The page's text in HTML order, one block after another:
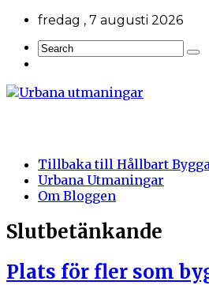
fredag , 7 augusti 2026
Tillbaka till Hållbart
Urbana Utmaningar
Om Bloggen
Slutbetänkande
Plats för fler som